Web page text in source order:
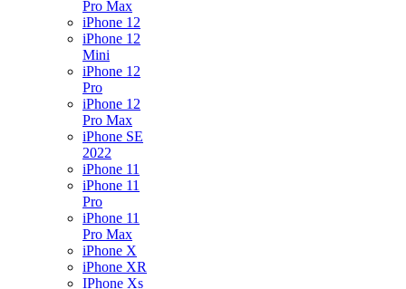
Pro Max
iPhone 12
iPhone 12
Mini
iPhone 12
Pro
iPhone 12
Pro Max
iPhone SE
2022
iPhone 11
iPhone 11
Pro
iPhone 11
Pro Max
iPhone X
iPhone XR
IPhone Xs